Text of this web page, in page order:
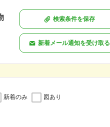
検索条件を保存
新着メール通知を受け取る
新着のみ 図あり